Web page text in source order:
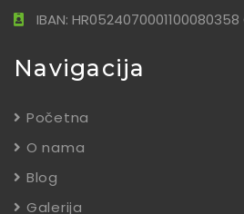
IBAN:
Navigacija
Početna
O nama
Blog
Galerija